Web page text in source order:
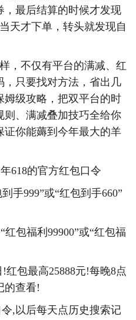
，最后结算的时候才发现
天才下单，转头就发现自
不仅有平台的满减、红
，只要找对方法，省出几
姆级攻略，把双平台的时
则、满减叠加技巧全给你
证你能薅到今年最大的羊
的官方红包口令
999”或“红包到手660”
包福利99900”或“红包福
包最高25888元!每晚8点
的查看!
,以后每天点历史搜索记